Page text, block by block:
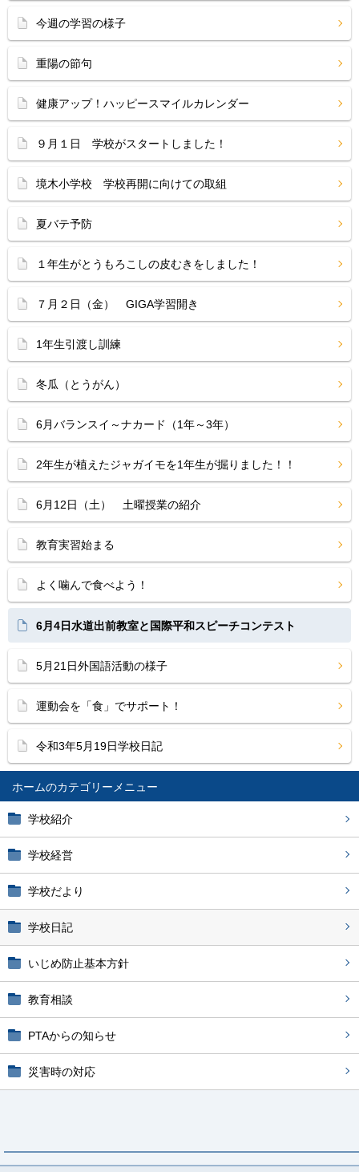
ホーム
学校紹介
学校経営
学校だより
学校日記
いじめ防止基本方針
教育相談
PTAからの知らせ
災害時の対応
今週の学習の様子
重陽の節句
健康アップ！ハッピースマイルカレンダー
９月１日 学校がスタートしました！
境木小学校 学校再開に向けての取組
夏バテ予防
１年生がとうもろこしの皮むきをしました！
７月２日（金） GIGA学習開き
1年生引渡し訓練
冬瓜（とうがん）
6月バランスイ～ナカード（1年～3年）
2年生が植えたジャガイモを1年生が掘りました！！
6月12日（土） 土曜授業の紹介
教育実習始まる
よく噛んで食べよう！
6月4日水道出前教室と国際平和スピーチコンテスト
5月21日外国語活動の様子
運動会を「食」でサポート！
令和3年5月19日学校日記